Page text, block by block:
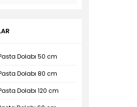
Dolabı 50 cm
Dolabı 80 cm
Dolabı 120 cm